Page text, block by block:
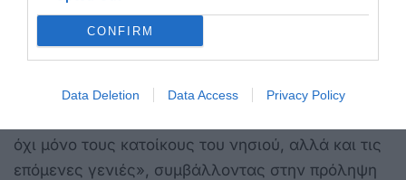
CONFIRM
Data Deletion Data Access Privacy Policy
εμπιστευτικότητα, ενώ τα αποτελέσματα θα
Η ερευνήτρια ευχαρίστησε θερμά τον Δήμο Κω για
όχι μόνο τους κατοίκους του νησιού, αλλά και τις
επόμενες γενιές», συμβάλλοντας στην πρόληψη